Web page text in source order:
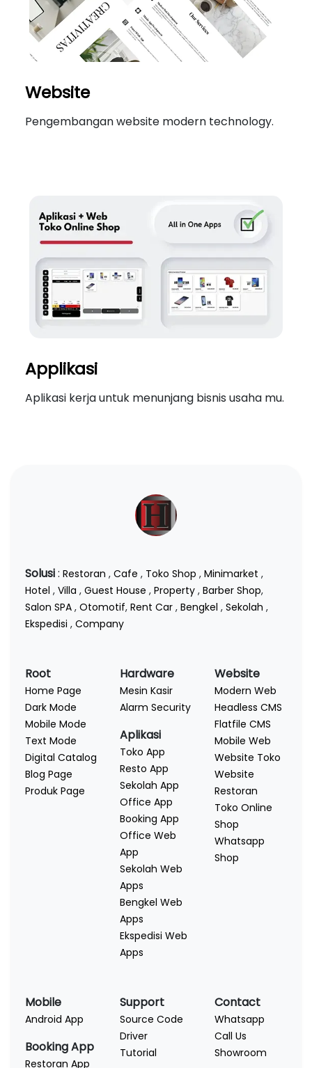
Website
Pengembangan website modern technology.
Applikasi
Aplikasi kerja untuk menunjang bisnis usaha mu.
Solusi: Restoran , Cafe , Toko Shop , Minimarket ,
Hotel , Villa , Guest House , Property , Barber Shop,
Salon SPA , Otomotif, Rent Car , Bengkel , Sekolah ,
Ekspedisi , Company
Root
Home Page
Dark Mode
Mobile Mode
Text Mode
Digital Catalog
Blog Page
Produk Page
Hardware
Mesin Kasir
Alarm Security
Aplikasi
Toko App
Resto App
Sekolah App
Office App
Booking App
Office Web
App
Sekolah Web
Apps
Bengkel Web
Apps
Ekspedisi Web
Apps
Website
Modern Web
Headless CMS
Flatfile CMS
Mobile Web
Website Toko
Website
Restoran
Toko Online
Shop
Whatsapp
Shop
Mobile
Android App
Booking App
Restoran App
Support
Source Code
Driver
Tutorial
Contact
Whatsapp
Call Us
Showroom